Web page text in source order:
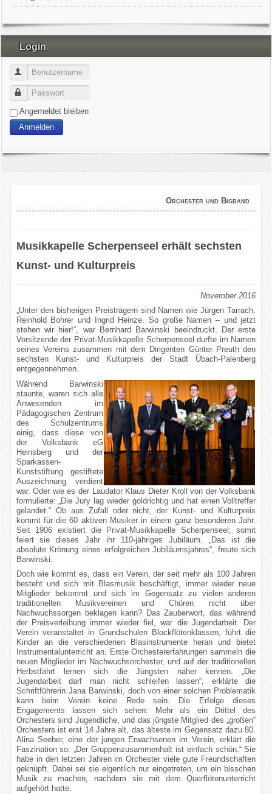
Login
Benutzername
Passwort
Angemeldet bleiben
Anmelden
Orchester und Bigband
Musikkapelle Scherpenseel erhält sechsten
Kunst- und Kulturpreis
November 2016
„Unter den bisherigen Preisträgern sind Namen wie Jürgen Tarrach,
Reinhold Bohrer und Ingrid Heinze. So große Namen – und jetzt
stehen wir hier!“, war Bernhard Barwinski beeindruckt. Der erste
Vorsitzende der Privat-Musikkapelle Scherpenseel durfte im Namen
seines Vereins zusammen mit dem Dirigenten Günter Preuth den
sechsten Kunst- und Kulturpreis der Stadt Übach-Palenberg
entgegennehmen.
Während Barwinski
staunte, waren sich alle
Anwesenden im
Pädagogischen Zentrum
des Schulzentrums
einig, dass diese von
der Volksbank eG
Heinsberg und der
Sparkassen-
Kunststiftung gestiftete
Auszeichnung verdient
war. Oder wie es der Laudator Klaus Dieter Kroll von der Volksbank
formulierte: „Die Jury lag wieder goldrichtig und hat einen Volltreffer
gelandet.“ Ob aus Zufall oder nicht, der Kunst- und Kulturpreis
kommt für die 60 aktiven Musiker in einem ganz besonderen Jahr.
Seit 1906 existiert die Privat-Musikkapelle Scherpenseel; somit
feiert sie dieses Jahr ihr 110-jähriges Jubiläum. „Das ist die
absolute Krönung eines erfolgreichen Jubiläumsjahres“, freute sich
Barwinski.
Doch wie kommt es, dass ein Verein, der seit mehr als 100 Jahren
besteht und sich mit Blasmusik beschäftigt, immer wieder neue
Mitglieder bekommt und sich im Gegensatz zu vielen anderen
traditionellen Musikvereinen und Chören nicht über
Nachwuchssorgen beklagen kann? Das Zauberwort, das während
der Preisverleihung immer wieder fiel, war die Jugendarbeit. Der
Verein veranstaltet in Grundschulen Blockflötenklassen, führt die
Kinder an die verschiedenen Blasinstrumente heran und bietet
Instrumentalunterricht an. Erste Orchestererfahrungen sammeln die
neuen Mitglieder im Nachwuchsorchester, und auf der traditionellen
Herbstfahrt lernen sich die Jüngsten näher kennen. „Die
Jugendarbeit darf man nicht schleifen lassen“, erklärte die
Schriftführerin Jana Barwinski, doch von einer solchen Problematik
kann beim Verein keine Rede sein. Die Erfolge dieses
Engagements lassen sich sehen: Mehr als ein Drittel des
Orchesters sind Jugendliche, und das jüngste Mitglied des „großen“
Orchesters ist erst 14 Jahre alt, das älteste im Gegensatz dazu 80.
Alina Seeber, eine der jungen Erwachsenen im Verein, erklärt die
Faszination so: „Der Gruppenzusammenhalt ist einfach schön.“ Sie
habe in den letzten Jahren im Orchester viele gute Freundschaften
geknüpft. Dabei sei sie eigentlich nur eingetreten, um ein bisschen
Musik zu machen, nachdem sie mit dem Querflötenunterricht
aufgehört hatte.